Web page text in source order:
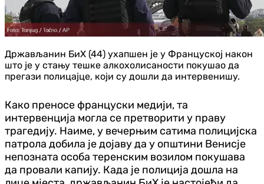
Држављанин БиХ (44) ухапшен је у Француској након
што је у стању тешке алкохолисаности покушао да
прегази полицајце, који су дошли да интервенишу.
Како преносе француски медији, та
интервенција могла се претворити у праву
трагедију. Наиме, у вечерњим сатима полицијска
патрола добила је дојаву да у општини Венисје
непозната особа теренским возилом покушава
да провали капију. Када је полиција дошла на